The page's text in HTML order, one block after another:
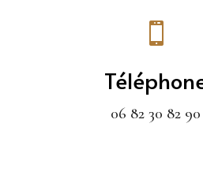

06 82 30 82 90